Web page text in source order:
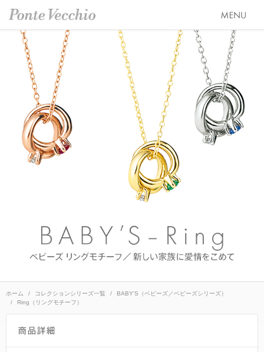
SEASON COLLECTION（シーズンコレクション）
ETERNO FAMILY（エテルノ・ファミリー）
PURE PLATINUM 999（ピュアプラチナ999）
LIMITED COLLECTION（リミテッドコレクション）
WATCH COLLECTION（ウォッチコレクション／時計）
BACI（バチ／一粒ダイヤモンドジュエリー）
SOLOMIO（ソロミオ／イニシャルシリーズ）
PURE 10（ピュアテン）
BIRTHSTONE（バースストーン／誕生石シリーズ）
BABY'S（ベビーズ）
ブライダル トップ
婚約指輪（エンゲージリング）
結婚指輪（マリッジリング）
レイヤード特集
私たちらしく選ぶ 婚約指輪・結婚指輪
Ponte Vecchioのダイヤモンドについて
ブライダルサービス
オーダージュエリー
会社情報 トップ
ブランドスローガン
ニュース&キャンペーン
イヤーカフ
ホーム コレクションシリーズ一覧
BABY'S（ベビーズ／ベビーズシリーズ）
Ring（リングモチーフ）